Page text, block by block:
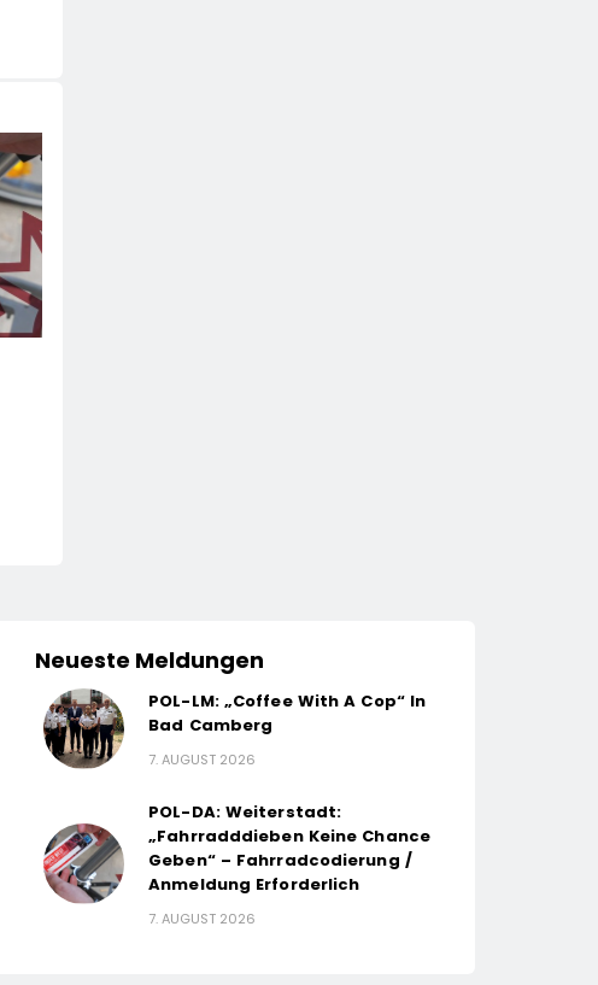
Neueste Meldungen
POL-LM: „Coffee With A Cop“ In
Bad Camberg
7. AUGUST 2026
POL-DA: Weiterstadt:
„Fahrradddieben Keine Chance
Geben“ – Fahrradcodierung /
Anmeldung Erforderlich
7. AUGUST 2026